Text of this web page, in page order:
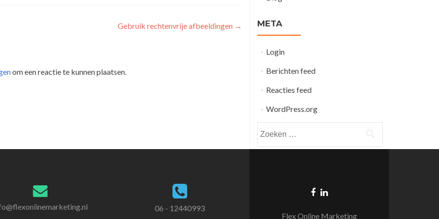
Gebruik rechtenvrije afbeeldingen →
om een reactie te kunnen plaatsen.
META
Login
Berichten feed
Reacties feed
WordPress.org
naar:
06 - 12440993
Flex Online Marketing